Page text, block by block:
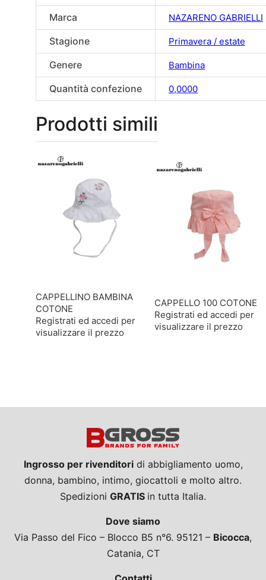
Marca NAZARENO GABRIELLI
Stagione Primavera / estate
Genere Bambina
Quantità confezione 0,0000
Prodotti simili
CAPPELLINO BAMBINA
COTONE
Registrati ed accedi per
visualizzare il prezzo
CAPPELLO 100 COTONE
Registrati ed accedi per
visualizzare il prezzo
Ingrosso per rivenditoridi abbigliamento uomo,
donna, bambino, intimo, giocattoli e molto altro.
Spedizioni GRATIS in tutta Italia.
Dove siamo
Via Passo del Fico – Blocco B5 n°6. 95121 – Bicocca,
Catania, CT